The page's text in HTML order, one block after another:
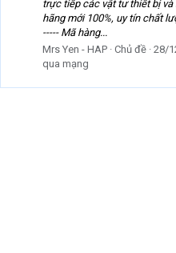
trực tiếp các vật tư thiết bị
hãng mới 100%, uy tín chất
----- Mã hàng...
Mrs Yen - HAP Chủ đề 28/
qua mạng